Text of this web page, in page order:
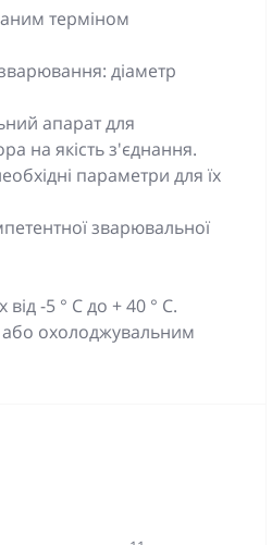
терміном
діаметр
апарат для
на якість з'єднання.
параметри для їх
зварювальної
-5 ° C до + 40 ° C.
або охолоджувальним